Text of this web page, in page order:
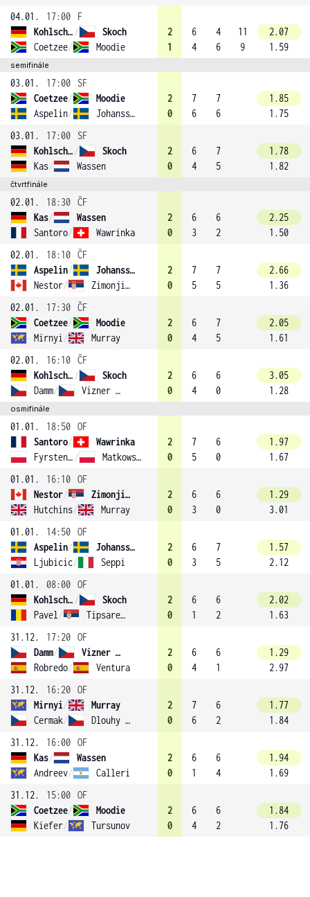
04.01.
17:00
F
Kohlschreiber /
Skoch
Coetzee/ Moodie
2
1
6
4
4
6
11
9
2.07
1.59
semifinále
03.01. 17:00
SF
Coetzee/
Moodie
Aspelin/ Johansson
2
0
7
6
7
6
1.85
1.75
03.01.
17:00
SF
Kohlschreiber /
Skoch
Kas/ Wassen
2
0
6
4
7
5
1.78
1.82
čtvrtfinále
02.01. 18:30 ČF
Kas/
Wassen
Santoro/ Wawrinka
2
0
6
3
6
2
2.25
1.50
02.01.
18:10 ČF
Aspelin/
Johansson
Nestor/ Zimonjic (1)
2
0
7
5
7
5
2.66
1.36
02.01.
17:30 ČF
Coetzee/
Moodie
Mirnyi / Murray
2
0
6
4
7
5
2.05
1.61
02.01.
16:10 ČF
Kohlschreiber /
Skoch
Damm/ Vizner (2)
2
0
6
4
6
0
3.05
1.28
osmifinále
01.01. 18:50 OF
Santoro/
Wawrinka
Fyrstenberg / Matkowski (4)
2
0
7
5
6
0
1.97
1.67
01.01.
16:10 OF
Nestor/
Zimonjic (1)
Hutchins/ Murray
2
0
6
3
6
0
1.29
3.01
01.01.
14:50 OF
Aspelin/
Johansson
Ljubicic/ Seppi
2
0
6
3
7
5
1.57
2.12
01.01.
08:00 OF
Kohlschreiber /
Skoch
Pavel / Tipsarevic
2
0
6
1
6
2
2.02
1.63
31.12.
17:20 OF
Damm/
Vizner (2)
Robredo/ Ventura
2
0
6
4
6
1
1.29
2.97
31.12.
16:20 OF
Mirnyi/
Murray
Cermak/ Dlouhy (3)
2
0
7
6
6
2
1.77
1.84
31.12.
16:00 OF
Kas/
Wassen
Andreev/ Calleri
2
0
6
1
6
4
1.94
1.69
31.12.
15:00 OF
Coetzee/
Moodie
Kiefer/ Tursunov
2
0
6
4
6
2
1.84
1.76